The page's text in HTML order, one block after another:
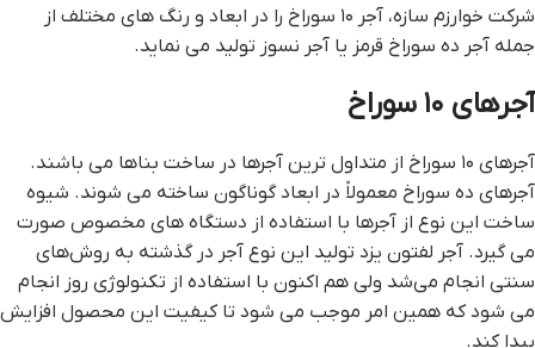
شرکت خوارزم سازه، آجر ۱۰ سوراخ را در ابعاد و رنگ های مختلف از
جمله آجر ده سوراخ قرمز یا آجر نسوز تولید می نماید.
آجرهای ۱۰ سوراخ
آجرهای ۱۰ سوراخ از متداول ترین آجرها در ساخت بناها می باشند.
آجرهای ده سوراخ معمولاً در ابعاد گوناگون ساخته می شوند. شیوه
ساخت این نوع از آجرها با استفاده از دستگاه های مخصوص صورت
می گیرد. آجر لفتون یزد تولید این نوع آجر در گذشته به روش‌های
سنتی انجام می‌شد ولی هم اکنون با استفاده از تکنولوژی روز انجام
می شود که همین امر موجب می شود تا کیفیت این محصول افزایش
پیدا کند.